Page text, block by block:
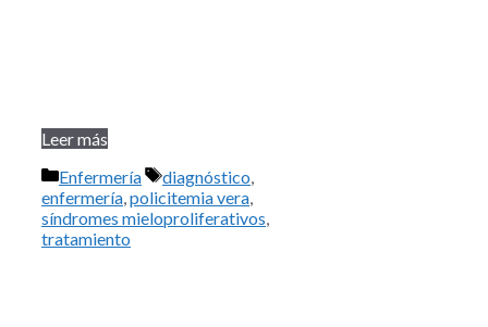
Leer más
Categorías
Enfermería Etiquetas
diagnóstico,
enfermería,policitemia vera,
síndromes mieloproliferativos,
tratamiento